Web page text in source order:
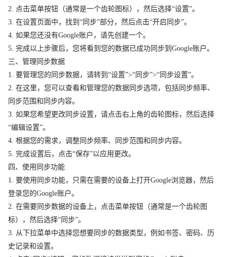
2. 点击菜单按钮（通常是一个齿轮图标），然后选择“设置”。
3. 在设置页面中，找到“同步”部分，然后点击“开启同步”。
4. 如果您还没有Google账户，请先创建一个。
5. 完成以上步骤后，您将看到您的数据已成功同步到Google账户。
三、管理同步数据
1. 要管理您的同步数据，请转到“设置”>“同步”>“同步设置”。
2. 在这里，您可以查看和管理您的数据同步选项，包括同步频率、
同步范围和同步内容。
3. 如果您希望更改同步设置，请点击右上角的齿轮图标，然后选择
“编辑设置”。
4. 根据您的需求，调整同步频率、同步范围和同步内容。
5. 完成设置后，点击“保存”以应用更改。
四、使用同步功能
1. 要使用同步功能，只需在需要的设备上打开Google浏览器，然后
登录您的Google账户。
2. 在需要同步数据的设备上，点击菜单按钮（通常是一个齿轮图
标），然后选择“同步”。
3. 从下拉菜单中选择您想要同步的数据类型，例如书签、密码、历
史记录和设置。